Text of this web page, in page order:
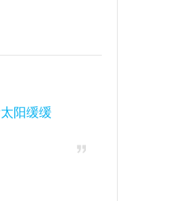
阳缓缓